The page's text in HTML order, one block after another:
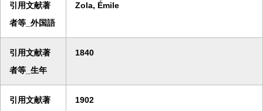
引用文献著
者等_外国語
Zola, Émile
引用文献著
者等_生年
1840
引用文献著
1902